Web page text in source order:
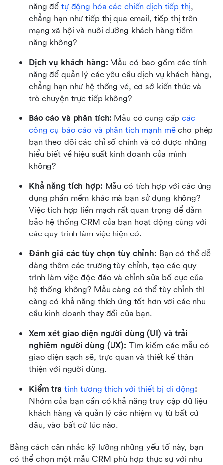
năng để tự động hóa các chiến dịch tiếp thị,
chẳng hạn như tiếp thị qua email, tiếp thị trên
mạng xã hội và nuôi dưỡng khách hàng tiềm
năng không?
Dịch vụ khách hàng: Mẫu có bao gồm các tính
năng để quản lý các yêu cầu dịch vụ khách hàng,
chẳng hạn như hệ thống vé, cơ sở kiến thức và
trò chuyện trực tiếp không?
Báo cáo và phân tích: Mẫu có cung cấp các
công cụ báo cáo và phân tích mạnh mẽ cho phép
bạn theo dõi các chỉ số chính và có được những
hiểu biết về hiệu suất kinh doanh của mình
không?
Khả năng tích hợp: Mẫu có tích hợp với các ứng
dụng phần mềm khác mà bạn sử dụng không?
Việc tích hợp liền mạch rất quan trọng để đảm
bảo hệ thống CRM của bạn hoạt động cùng với
các quy trình làm việc hiện có.
Đánh giá các tùy chọn tùy chỉnh: Bạn có thể dễ
dàng thêm các trường tùy chỉnh, tạo các quy
trình làm việc độc đáo và chỉnh sửa bố cục của
hệ thống không? Mẫu càng có thể tùy chỉnh thì
càng có khả năng thích ứng tốt hơn với các nhu
cầu kinh doanh thay đổi của bạn.
Xem xét giao diện người dùng (UI) và trải
nghiệm người dùng (UX): Tìm kiếm các mẫu có
giao diện sạch sẽ, trực quan và thiết kế thân
thiện với người dùng.
Kiểm tra tính tương thích với thiết bị di động:
Nhóm của bạn cần có khả năng truy cập dữ liệu
khách hàng và quản lý các nhiệm vụ từ bất cứ
đâu, vào bất cứ lúc nào.
Bằng cách cân nhắc kỹ lưỡng những yếu tố này, bạn
có thể chọn một mẫu CRM phù hợp thực sự với nhu